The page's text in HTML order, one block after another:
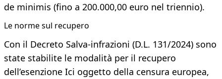
de minimis (fino a 200.000,00 euro nel triennio).
Le norme sul recupero
Con il Decreto Salva-infrazioni (D.L. 131/2024) sono
state stabilite le modalità per il recupero
dell’esenzione Ici oggetto della censura europea,